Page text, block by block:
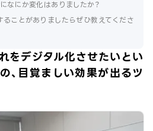
なにか変化はありましたか？
ことがありましたらぜひ教えてくださ
をデジタル化させたいとい
、目覚ましい効果が出るツ